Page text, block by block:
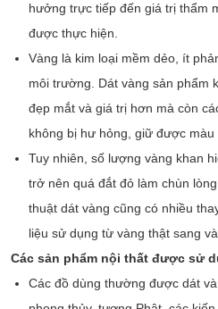
hưởng trực tiếp đến giá trị thẩm
được thực hiện.
Vàng là kim loại mềm dẻo, ít
môi trường. Dát vàng sản phẩm
đẹp mắt và giá trị hơn mà còn
không bị hư hỏng, giữ được màu
Tuy nhiên, số lượng vàng khan
trở nên quá đắt đỏ làm chùn
thuật dát vàng cũng có nhiều
liệu sử dụng từ vàng thật sang
Các sản phẩm nội thất được sử
Các đồ dùng thường được dát